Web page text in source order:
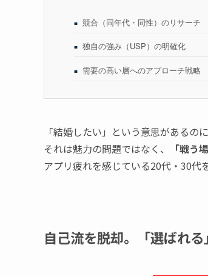
競合（同年代・同性）のリサーチ
独自の強み（USP）の明確化
需要の高い層へのアプローチ戦略
「結婚したい」という意思があるの
それは魅力の問題ではなく、
「戦う
アプリ疲れを感じている20代・30代
自己流を脱却。「選ばれ